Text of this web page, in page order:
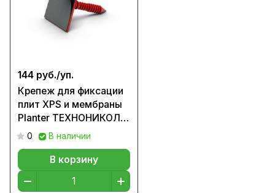
144 руб./уп.
Крепеж для фиксации
плит XPS и мембраны
Planter ТЕХНОНИКОЛЬ
№01
0 В наличии
В корзину